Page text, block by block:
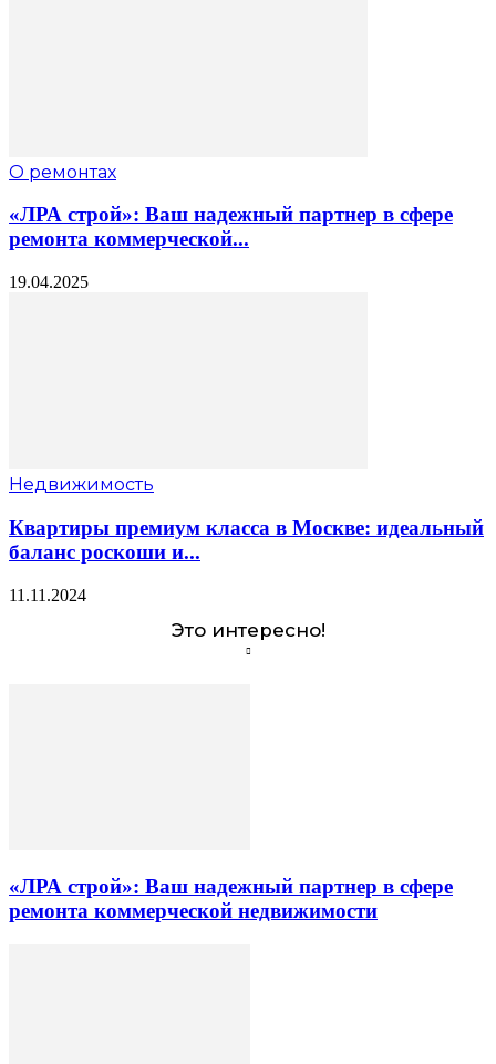
О ремонтах
«ЛРА строй»: Ваш надежный партнер в сфере
ремонта коммерческой...
19.04.2025
Недвижимость
Квартиры премиум класса в Москве: идеальный
баланс роскоши и...
11.11.2024
Это интересно!
«ЛРА строй»: Ваш надежный партнер в сфере
ремонта коммерческой недвижимости